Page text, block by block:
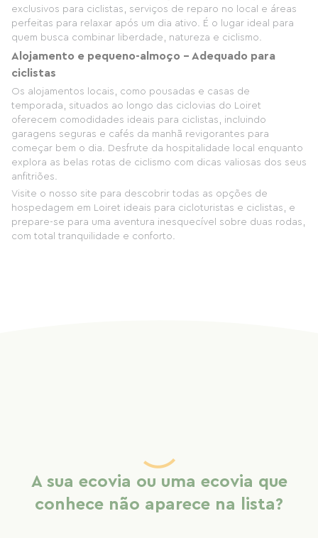
exclusivos para ciclistas, serviços de reparo no local e áreas
perfeitas para relaxar após um dia ativo. É o lugar ideal para
quem busca combinar liberdade, natureza e ciclismo.
Alojamento e pequeno-almoço - Adequado para
ciclistas
Os alojamentos locais, como pousadas e casas de
temporada, situados ao longo das ciclovias do Loiret
oferecem comodidades ideais para ciclistas, incluindo
garagens seguras e cafés da manhã revigorantes para
começar bem o dia. Desfrute da hospitalidade local enquanto
explora as belas rotas de ciclismo com dicas valiosas dos seus
anfitriões.
Visite o nosso site para descobrir todas as opções de
hospedagem em Loiret ideais para cicloturistas e ciclistas, e
prepare-se para uma aventura inesquecível sobre duas rodas,
com total tranquilidade e conforto.
A sua ecovia ou uma ecovia que
conhece não aparece na lista?